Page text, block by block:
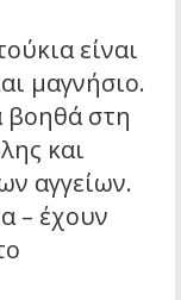
είναι
μαγνήσιο.
βοηθά στη
και
αγγείων.
– έχουν